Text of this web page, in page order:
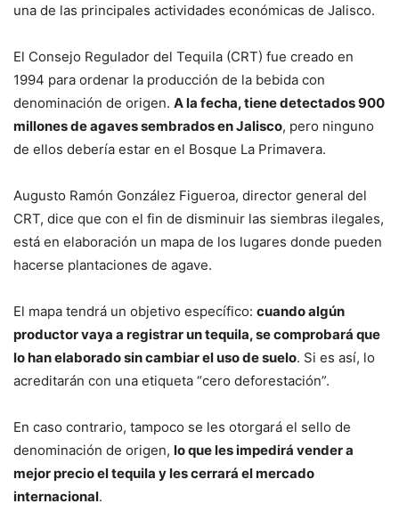
una de las principales actividades económicas de Jalisco.
El Consejo Regulador del Tequila (CRT) fue creado en
1994 para ordenar la producción de la bebida con
denominación de origen. A la fecha, tiene detectados 900
millones de agaves sembrados en Jalisco, pero ninguno
de ellos debería estar en el Bosque La Primavera.
Augusto Ramón González Figueroa, director general del
CRT, dice que con el fin de disminuir las siembras ilegales,
está en elaboración un mapa de los lugares donde pueden
hacerse plantaciones de agave.
El mapa tendrá un objetivo específico: cuando algún
productor vaya a registrar un tequila, se comprobará que
lo han elaborado sin cambiar el uso de suelo. Si es así, lo
acreditarán con una etiqueta “cero deforestación”.
En caso contrario, tampoco se les otorgará el sello de
denominación de origen, lo que les impedirá vender a
mejor precio el tequila y les cerrará el mercado
internacional.